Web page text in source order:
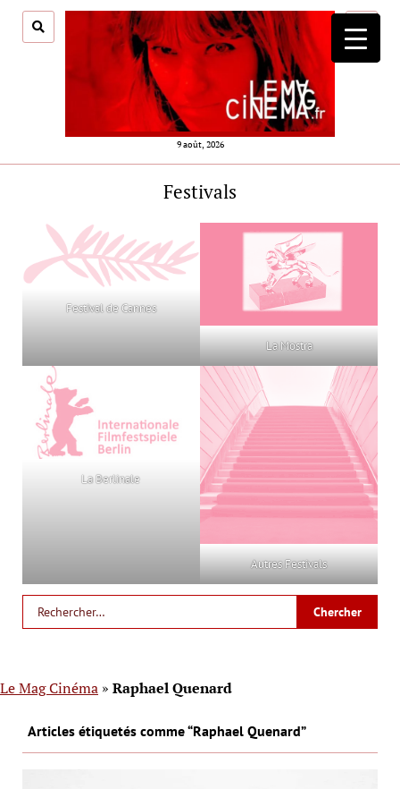
9 août, 2026
menu
Festivals
Festival de Cannes
La Mostra
La Berlinale
Autres Festivals
Le Mag Cinéma » Raphael Quenard
Articles étiquetés comme “Raphael Quenard”